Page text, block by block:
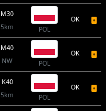
M30
5km
POL
OK
M40
NW
POL
OK
K40
5km
POL
OK